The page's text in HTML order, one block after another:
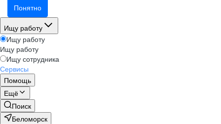
Понятно
Ищу работу
Ищу работу
Ищу работу
Ищу сотрудника
Сервисы
Помощь
Ещё
Поиск
Беломорск